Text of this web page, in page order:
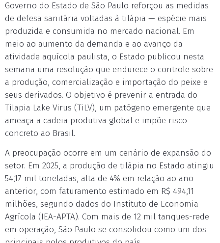
Governo do Estado de São Paulo reforçou as medidas
de defesa sanitária voltadas à tilápia — espécie mais
produzida e consumida no mercado nacional. Em
meio ao aumento da demanda e ao avanço da
atividade aquícola paulista, o Estado publicou nesta
semana uma resolução que endurece o controle sobre
a produção, comercialização e importação do peixe e
seus derivados. O objetivo é prevenir a entrada do
Tilapia Lake Virus (TiLV), um patógeno emergente que
ameaça a cadeia produtiva global e impõe risco
concreto ao Brasil.
A preocupação ocorre em um cenário de expansão do
setor. Em 2025, a produção de tilápia no Estado atingiu
54,17 mil toneladas, alta de 4% em relação ao ano
anterior, com faturamento estimado em R$ 494,11
milhões, segundo dados do Instituto de Economia
Agrícola (IEA-APTA). Com mais de 12 mil tanques-rede
em operação, São Paulo se consolidou como um dos